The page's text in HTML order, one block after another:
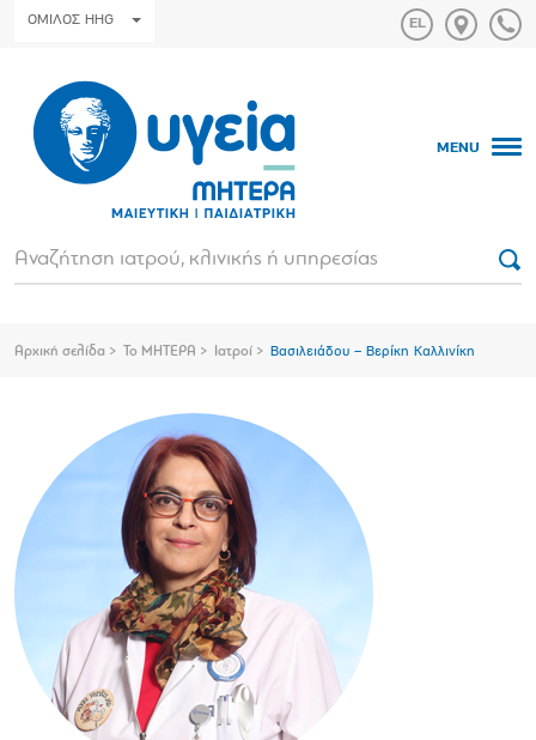
ΟΜΙΛΟΣ HHG
MENU
Αρχική σελίδα Το ΜΗΤΕΡΑ Ιατροί Βασιλειάδου – Βερίκη Καλλινίκη